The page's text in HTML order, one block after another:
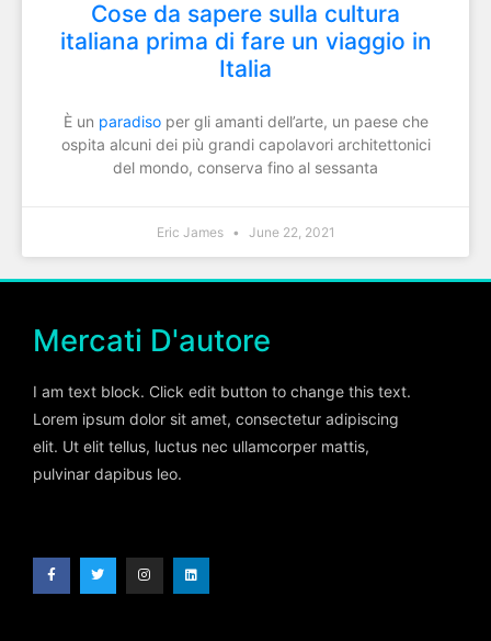
Cose da sapere sulla cultura
italiana prima di fare un viaggio in
Italia
È un paradisoper gli amanti dell’arte, un paese che
ospita alcuni dei più grandi capolavori architettonici
del mondo, conserva fino al sessanta
Eric James June 22, 2021
Mercati D'autore
I am text block. Click edit button to change this text.
Lorem ipsum dolor sit amet, consectetur adipiscing
elit. Ut elit tellus, luctus nec ullamcorper mattis,
pulvinar dapibus leo.